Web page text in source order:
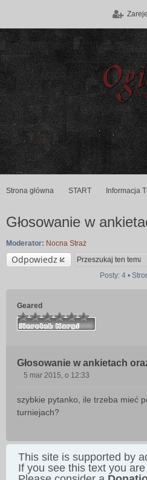
Strona główna START Informacja
Głosowanie w
Moderator: Nocna Straż
Odpowiedz
Posty: 4 •
Geared
Głosowanie w ankietach
s
t
5 mar 2015, o 12:33
szybkie pytanko, ile trzeba mieć
turniejach?
This site is supported by
If you see this text you